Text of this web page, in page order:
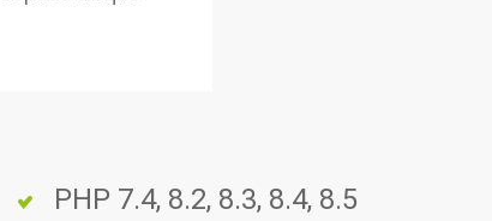
PHP 7.4, 8.2, 8.3, 8.4, 8.5